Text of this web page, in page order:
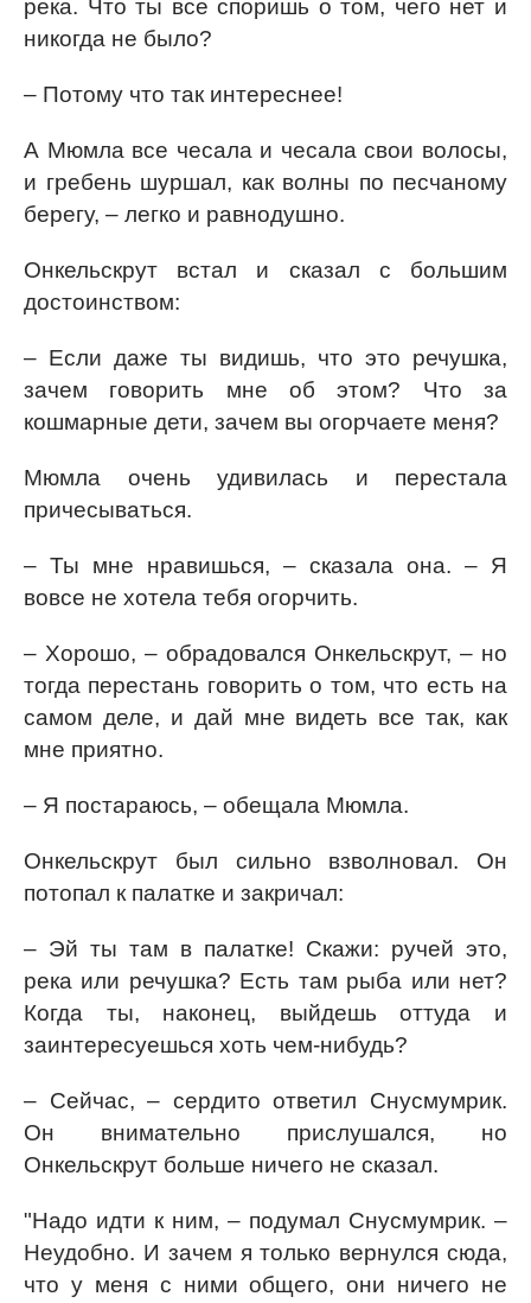
река. Что ты все споришь о том, чего нет и
никогда не было?
– Потому что так интереснее!
А Мюмла все чесала и чесала свои волосы,
и гребень шуршал, как волны по песчаному
берегу, – легко и равнодушно.
Онкельскрут встал и сказал с большим
достоинством:
– Если даже ты видишь, что это речушка,
зачем говорить мне об этом? Что за
кошмарные дети, зачем вы огорчаете меня?
Мюмла очень удивилась и перестала
причесываться.
– Ты мне нравишься, – сказала она. – Я
вовсе не хотела тебя огорчить.
– Хорошо, – обрадовался Онкельскрут, – но
тогда перестань говорить о том, что есть на
самом деле, и дай мне видеть все так, как
мне приятно.
– Я постараюсь, – обещала Мюмла.
Онкельскрут был сильно взволновал. Он
потопал к палатке и закричал:
– Эй ты там в палатке! Скажи: ручей это,
река или речушка? Есть там рыба или нет?
Когда ты, наконец, выйдешь оттуда и
заинтересуешься хоть чем-нибудь?
– Сейчас, – сердито ответил Снусмумрик.
Он внимательно прислушался, но
Онкельскрут больше ничего не сказал.
"Надо идти к ним, – подумал Снусмумрик. –
Неудобно. И зачем я только вернулся сюда,
что у меня с ними общего, они ничего не